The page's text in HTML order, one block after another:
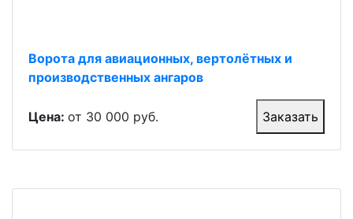
Ворота для авиационных, вертолётных и
производственных ангаров
Цена: от 30 000 руб. Заказать